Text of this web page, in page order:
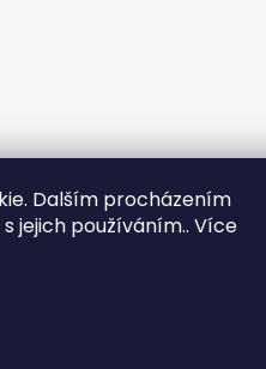
Dalším procházením
jejich používáním.. Více
Instagram